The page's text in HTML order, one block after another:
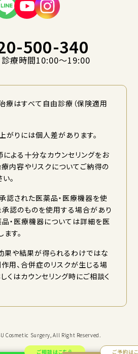
ご相談はこちら ご予約は
500-340
療時間10:00〜19:00
療はすべて自由診療（保険適用
がりには個人差があります。
による十分なカウンセリングをお
療内容やリスクについてご納得の
。
認された医薬品・医療機器を使
承認のものを使用する場合があり
品・医療機器については詳細を医
す。
果や結果が得られるわけではな
用、合併症のリスクが生じる場
くはカウンセリング時にご相談く
Cosmetic Surgery, All Right Reserved.